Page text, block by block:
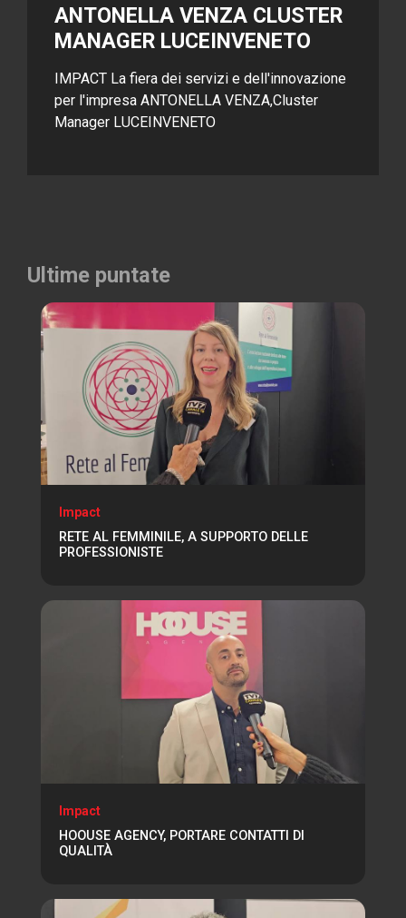
ANTONELLA VENZA CLUSTER
MANAGER LUCEINVENETO
IMPACT La fiera dei servizi e dell'innovazione
per l'impresa ANTONELLA VENZA,Cluster
Manager LUCEINVENETO
Ultime puntate
Impact
RETE AL FEMMINILE, A SUPPORTO DELLE
PROFESSIONISTE
Impact
HOOUSE AGENCY, PORTARE CONTATTI DI
QUALITÀ